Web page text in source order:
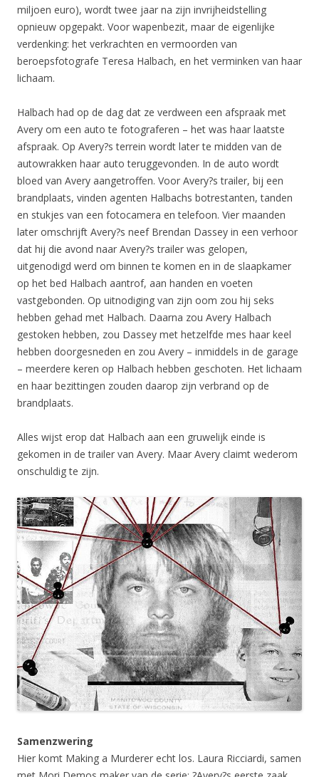
miljoen euro), wordt twee jaar na zijn invrijheidstelling
opnieuw opgepakt. Voor wapenbezit, maar de eigenlijke
verdenking: het verkrachten en vermoorden van
beroepsfotografe Teresa Halbach, en het verminken van haar
lichaam.
Halbach had op de dag dat ze verdween een afspraak met
Avery om een auto te fotograferen – het was haar laatste
afspraak. Op Avery?s terrein wordt later te midden van de
autowrakken haar auto teruggevonden. In de auto wordt
bloed van Avery aangetroffen. Voor Avery?s trailer, bij een
brandplaats, vinden agenten Halbachs botrestanten, tanden
en stukjes van een fotocamera en telefoon. Vier maanden
later omschrijft Avery?s neef Brendan Dassey in een verhoor
dat hij die avond naar Avery?s trailer was gelopen,
uitgenodigd werd om binnen te komen en in de slaapkamer
op het bed Halbach aantrof, aan handen en voeten
vastgebonden. Op uitnodiging van zijn oom zou hij seks
hebben gehad met Halbach. Daarna zou Avery Halbach
gestoken hebben, zou Dassey met hetzelfde mes haar keel
hebben doorgesneden en zou Avery – inmiddels in de garage
– meerdere keren op Halbach hebben geschoten. Het lichaam
en haar bezittingen zouden daarop zijn verbrand op de
brandplaats.
Alles wijst erop dat Halbach aan een gruwelijk einde is
gekomen in de trailer van Avery. Maar Avery claimt wederom
onschuldig te zijn.
Samenzwering
Hier komt Making a Murderer echt los. Laura Ricciardi, samen